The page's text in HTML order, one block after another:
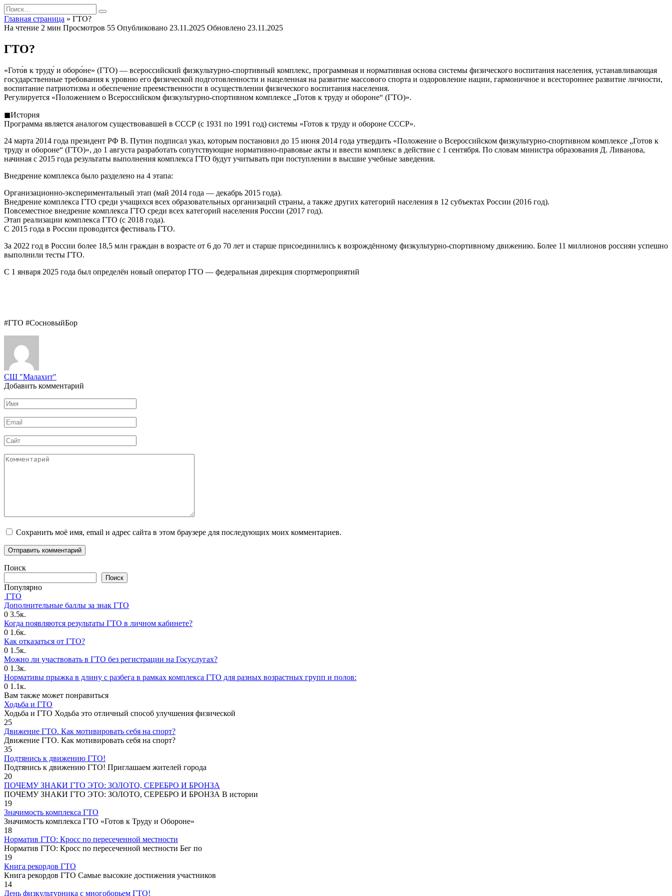
Перейти
к
содержанию
Search
for:
Главная страница » ГТО?
На чтение 2 мин Просмотров 55 Опубликовано 23.11.2025 Обновлено 23.11.2025
ГТО?
«Гото́в к труду́ и оборо́не» (ГТО) — всероссийский физкультурно-спортивный комплекс, программная и нормативная основа системы физического воспитания населения, устанавливающая
государственные требования к уровню его физической подготовленности и нацеленная на развитие массового спорта и оздоровление нации, гармоничное и всестороннее развитие личности,
воспитание патриотизма и обеспечение преемственности в осуществлении физического воспитания населения.
Регулируется «Положением о Всероссийском физкультурно-спортивном комплексе „Готов к труду и обороне“ (ГТО)».
◼История
Программа является аналогом существовавшей в СССР (с 1931 по 1991 год) системы «Готов к труду и обороне СССР».
24 марта 2014 года президент РФ В. Путин подписал указ, которым постановил до 15 июня 2014 года утвердить «Положение о Всероссийском физкультурно-спортивном комплексе „Готов к
труду и обороне“ (ГТО)», до 1 августа разработать сопутствующие нормативно-правовые акты и ввести комплекс в действие с 1 сентября. По словам министра образования Д. Ливанова,
начиная с 2015 года результаты выполнения комплекса ГТО будут учитывать при поступлении в высшие учебные заведения.
Внедрение комплекса было разделено на 4 этапа:
Организационно-экспериментальный этап (май 2014 года — декабрь 2015 года).
Внедрение комплекса ГТО среди учащихся всех образовательных организаций страны, а также других категорий населения в 12 субъектах России (2016 год).
Повсеместное внедрение комплекса ГТО среди всех категорий населения России (2017 год).
Этап реализации комплекса ГТО (с 2018 года).
С 2015 года в России проводится фестиваль ГТО.
За 2022 год в России более 18,5 млн граждан в возрасте от 6 до 70 лет и старше присоединились к возрождённому физкультурно-спортивному движению. Более 11 миллионов россиян успешно
выполнили тесты ГТО.
С 1 января 2025 года был определён новый оператор ГТО — федеральная дирекция спортмероприятий
#ГТО #СосновыйБор
СШ "Малахит"
Добавить комментарий
Имя
*
Email
*
Сайт
Комментарий
Сохранить моё имя, email и адрес сайта в этом браузере для последующих моих комментариев.
Поиск
Поиск
Популярно
ГТО
Дополнительные баллы за знак ГТО
0 3.5к.
Когда появляются результаты ГТО в личном кабинете?
0 1.6к.
Как отказаться от ГТО?
0 1.5к.
Можно ли участвовать в ГТО без регистрации на Госуслугах?
0 1.3к.
Нормативы прыжка в длину с разбега в рамках комплекса ГТО для разных возрастных групп и полов:
0 1.1к.
Вам также может понравиться
Ходьба и ГТО
Ходьба и ГТО Ходьба это отличный способ улучшения физической
25
Движение ГТО. Как мотивировать себя на спорт?️
Движение ГТО. Как мотивировать себя на спорт?
35
Подтянись к движению ГТО!
Подтянись к движению ГТО! Приглашаем жителей города
20
ПОЧЕМУ ЗНАКИ ГТО ЭТО: ЗОЛОТО, СЕРЕБРО И БРОНЗА
ПОЧЕМУ ЗНАКИ ГТО ЭТО: ЗОЛОТО, СЕРЕБРО И БРОНЗА В истории
19
Значимость комплекса ГТО
Значимость комплекса ГТО «Готов к Труду и Обороне»
18
Норматив ГТО: Кросс по пересеченной местности
Норматив ГТО: Кросс по пересеченной местности Бег по
19
Книга рекордов ГТО
Книга рекордов ГТО Самые высокие достижения участников
14
День физкультурника с многоборьем ГТО!